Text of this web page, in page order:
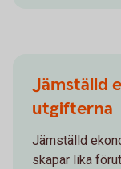
Jämställd
utgifterna
Jämställd
skapar lika